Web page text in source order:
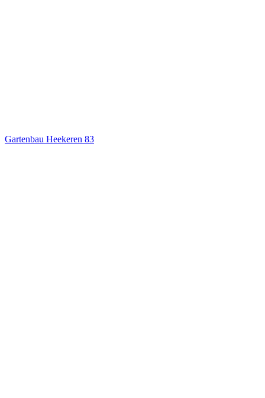
Gartenbau Heekeren 83